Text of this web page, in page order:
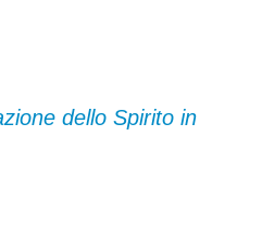
dello Spirito in